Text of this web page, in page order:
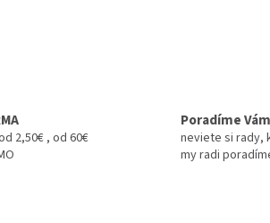
2,50€ , od 60€
Poradíme
neviete si rady,
my radi